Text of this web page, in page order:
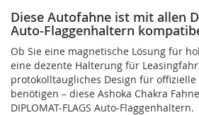
Diese Autofahne ist mit allen
Auto-Flaggenhaltern
Ob Sie eine magnetische Lösung für
eine dezente Halterung für
protokolltaugliches Design für offizielle
benötigen – diese Ashoka Chakra
DIPLOMAT-FLAGS Auto-Flaggenhaltern.